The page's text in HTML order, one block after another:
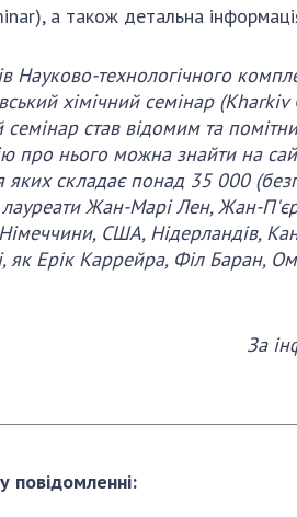
а також детальна
Науково-технологічного
хімічний семінар
став відомим та
про нього можна знайти на
складає понад 35 000
лауреати Жан-Марі Лен, Жан-
США, Нідерландів,
Ерік Каррейра, Філ Баран,
За
повідомленні: